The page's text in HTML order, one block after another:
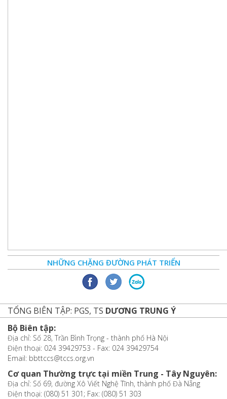
NHỮNG CHẶNG ĐƯỜNG PHÁT TRIỂN
TỔNG BIÊN TẬP: PGS, TS DƯƠNG TRUNG Ý
Bộ Biên tập:
Địa chỉ: Số 28, Trần Bình Trọng - thành phố Hà Nội
Điện thoại: 024 39429753 - Fax: 024 39429754
Email: bbttccs@tccs.org.vn
Cơ quan Thường trực tại miền Trung - Tây Nguyên:
Địa chỉ: Số 69, đường Xô Viết Nghệ Tĩnh, thành phố Đà Nẵng
Điện thoại: (080) 51 301; Fax: (080) 51 303